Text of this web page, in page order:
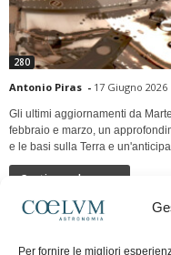
Per fornire le migliori
280
Antonio Piras - 17 Giugno 2026
Gli ultimi aggiornamenti da
febbraio e marzo, un
e le basi sulla Terra e
Continua a leggere